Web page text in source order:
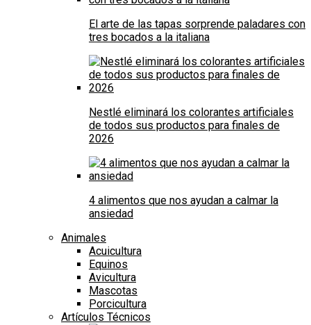
El arte de las tapas sorprende paladares con
tres bocados a la italiana
Nestlé eliminará los colorantes artificiales
de todos sus productos para finales de
2026
4 alimentos que nos ayudan a calmar la
ansiedad
Animales
Acuicultura
Equinos
Avicultura
Mascotas
Porcicultura
Artículos Técnicos